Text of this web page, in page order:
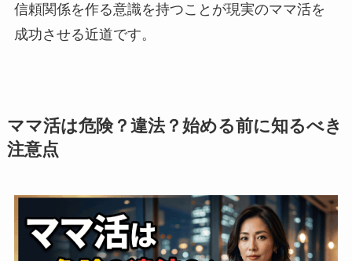
信頼関係を作る意識を持つことが現実のママ活を
成功させる近道です。
ママ活は危険？違法？始める前に知るべき
注意点